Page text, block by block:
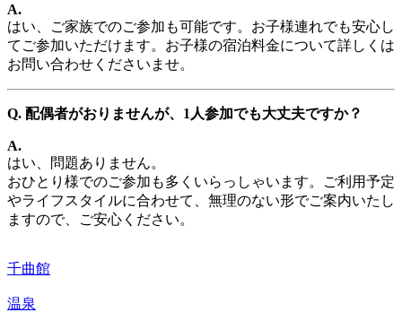
A.
はい、ご家族でのご参加も可能です。お子様連れでも安心し
てご参加いただけます。お子様の宿泊料金について詳しくは
お問い合わせくださいませ。
Q. 配偶者がおりませんが、1人参加でも大丈夫ですか？
A.
はい、問題ありません。
おひとり様でのご参加も多くいらっしゃいます。ご利用予定
やライフスタイルに合わせて、無理のない形でご案内いたし
ますので、ご安心ください。
千曲館
温泉